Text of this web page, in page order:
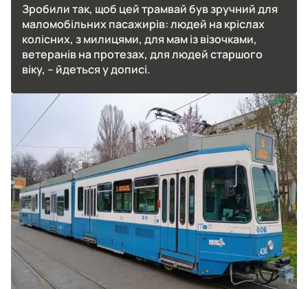
Зробили так, щоб цей трамвай був зручний для
маломобільних пасажирів: людей на кріслах
колісних, з милицями, для мам із візочками,
ветеранів на протезах, для людей старшого
віку, – йдеться у дописі.